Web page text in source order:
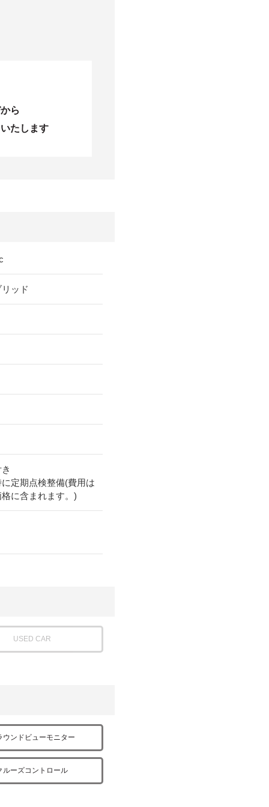
ら
たします
ッド
定期点検整備(費用は
に含まれます。)
USED CAR
ウンドビューモニター
ルーズコントロール